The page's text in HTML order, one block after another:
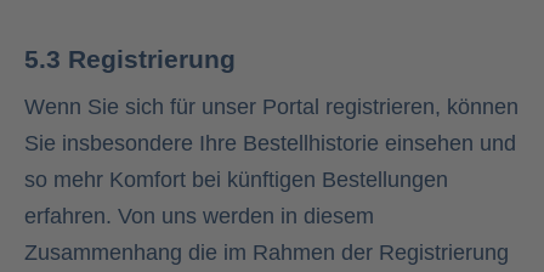
5.3 Registrierung
Wenn Sie sich für unser Portal registrieren, können
Sie insbesondere Ihre Bestellhistorie einsehen und
so mehr Komfort bei künftigen Bestellungen
erfahren. Von uns werden in diesem
Zusammenhang die im Rahmen der Registrierung